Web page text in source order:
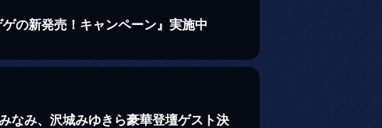
の新発売！キャンペーン』実施中
なみ、沢城みゆきら豪華登壇ゲスト決